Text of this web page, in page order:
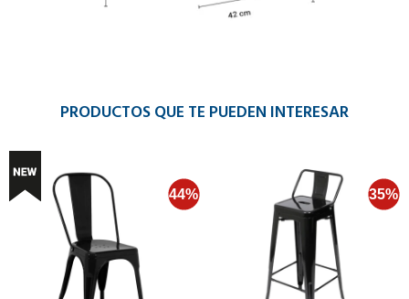
PRODUCTOS QUE TE PUEDEN INTERESAR